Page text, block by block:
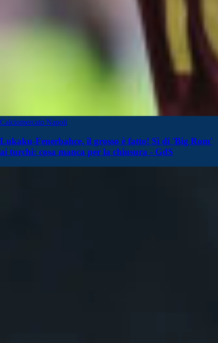
Calciomercato Napoli
Lukaku-Fenerbahce, il grosso è fatto! Sì di 'Big Rom'
ai turchi: cosa manca per la chiusura - GdS